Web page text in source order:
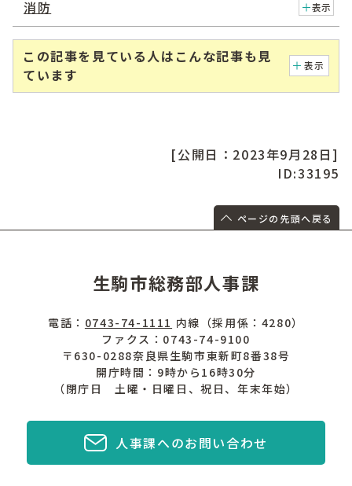
消防 表示
この記事を見ている人はこんな記事も見
ています
表示
[公開日：2023年9月28日]
ID:33195
ページの先頭へ戻る
生駒市総務部人事課
電話： 0743-74-1111 内線（採用係：4280）
ファクス：0743-74-9100
〒630-0288奈良県生駒市東新町8番38号
開庁時間：9時から16時30分
（閉庁日 土曜・日曜日、祝日、年末年始）
人事課へのお問い合わせ